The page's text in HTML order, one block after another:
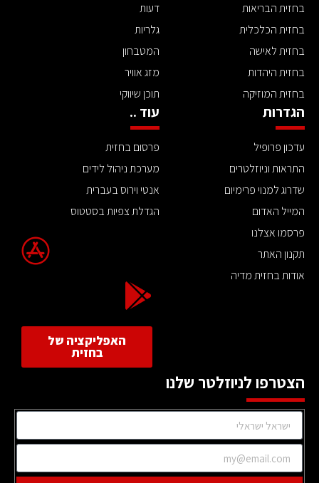
בחזית הבריאות
בחזית הכלכלית
בחזית לאישה
בחזית היהדות
בחזית המוזיקה
דעות
גלריות
המטבחון
מזג אוויר
תוכן שיווקי
הגדרות
עדכון פרופיל
התראות וניוזלטרים
שדרוג למנוי פרימיום
המייל האדום
פרסמו אצלנו
תקנון האתר
אודות בחזית מדיה
עוד ..
פרסום בחזית
מערכת ניהול לידים
אנטי וירוס בעברית
הגדלת צפיות בסטטוס
האפליקציה של
בחזית
הצטרפו לניוזלטר שלנו